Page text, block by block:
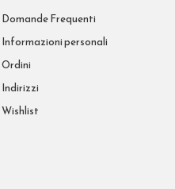
Domande Frequenti
Informazioni personali
Ordini
Indirizzi
Wishlist